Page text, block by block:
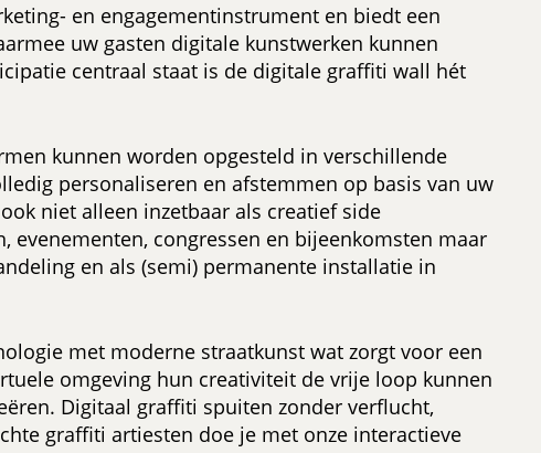
en engagementinstrument en biedt een
uw gasten digitale kunstwerken kunnen
centraal staat is de digitale graffiti wall hét
kunnen worden opgesteld in verschillende
personaliseren en afstemmen op basis van uw
niet alleen inzetbaar als creatief side
congressen en bijeenkomsten maar
en als (semi) permanente installatie in
met moderne straatkunst wat zorgt voor een
omgeving hun creativiteit de vrije loop kunnen
Digitaal graffiti spuiten zonder verflucht,
graffiti artiesten doe je met onze interactieve